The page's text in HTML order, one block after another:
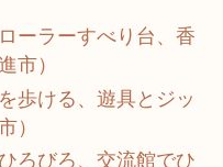
ーラーすべり台、香
市）
歩ける、遊具とジッ
）
ろびろ、交流館でひ